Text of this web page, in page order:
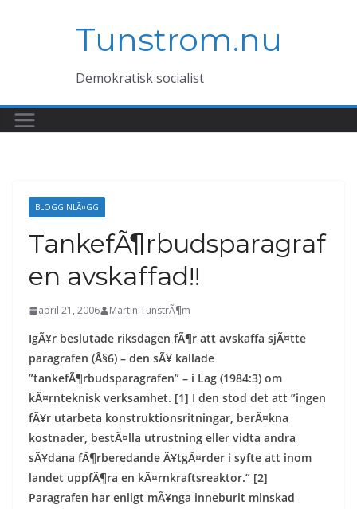
Tunstrom.nu
Demokratisk socialist
BLOGGINLÃ¤GG
TankefÃ¶rbudsparagraf
en avskaffad!!
april 21, 2006 Martin TunstrÃ¶m
IgÃ¥r beslutade riksdagen fÃ¶r att avskaffa sjÃ¤tte
paragrafen (Â§6) – den sÃ¥ kallade
”tankefÃ¶rbudsparagrafen” – i Lag (1984:3) om
kÃ¤rnteknisk verksamhet. [1] I den stod det att ”ingen
fÃ¥r utarbeta konstruktionsritningar, berÃ¤kna
kostnader, bestÃ¤lla utrustning eller vidta andra
sÃ¥dana fÃ¶rberedande Ã¥tgÃ¤rder i syfte att inom
landet uppfÃ¶ra en kÃ¤rnkraftsreaktor.” [2]
Paragrafen har enligt mÃ¥nga inneburit minskad